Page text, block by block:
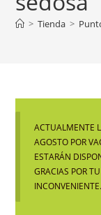
> Tienda >
ACTUALMENTE
AGOSTO POR
ESTARÁN
GRACIAS POR
INCONVENIENTE.